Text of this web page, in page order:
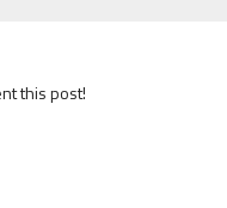
this post!